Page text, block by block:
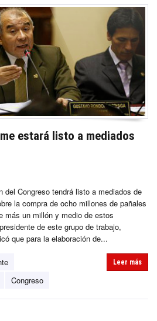
estará listo a mediados
del Congreso tendrá listo a mediados de
la compra de ocho millones de pañales
más un millón y medio de estos
de este grupo de trabajo,
que para la elaboración de...
Congreso
Leer más